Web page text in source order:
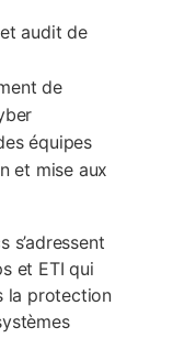
audit de
de
équipes
et mise aux
s’adressent
et ETI qui
la protection